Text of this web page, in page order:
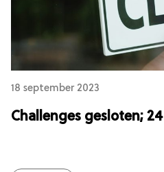
18 september 2023
Challenges gesloten;